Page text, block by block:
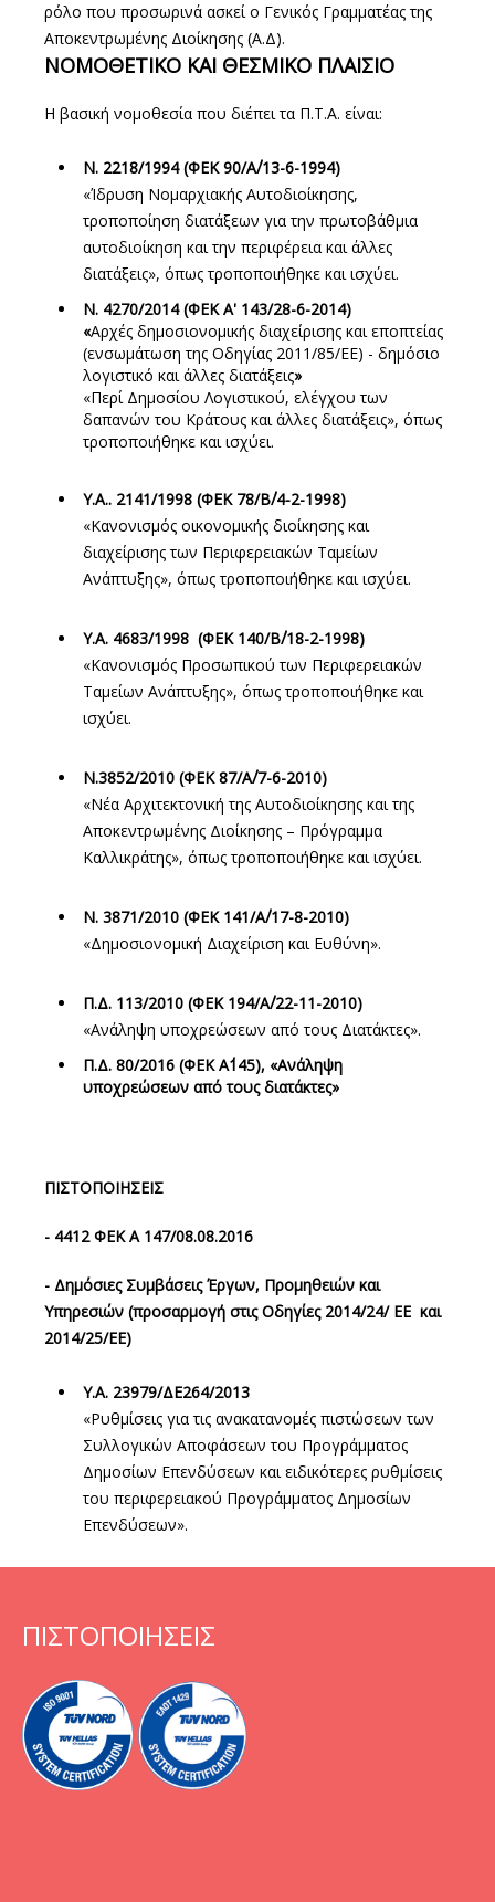
ρόλο που προσωρινά ασκεί ο Γενικός Γραμματέας της
Αποκεντρωμένης Διοίκησης (Α.Δ).
ΝΟΜΟΘΕΤΙΚΟ ΚΑΙ ΘΕΣΜΙΚΟ ΠΛΑΙΣΙΟ
Η βασική νομοθεσία που διέπει τα Π.Τ.Α. είναι:
Ν. 2218/1994 (ΦΕΚ 90/Α΄/13-6-1994)
«Ίδρυση Νομαρχιακής Αυτοδιοίκησης,
τροποποίηση διατάξεων για την πρωτοβάθμια
αυτοδιοίκηση και την περιφέρεια και άλλες
διατάξεις», όπως τροποποιήθηκε και ισχύει.
Ν. 4270/2014 (ΦΕΚ Α' 143/28-6-2014)
«Αρχές δημοσιονομικής διαχείρισης και εποπτείας
(ενσωμάτωση της Οδηγίας 2011/85/ΕΕ) - δημόσιο
λογιστικό και άλλες διατάξεις»
«Περί Δημοσίου Λογιστικού, ελέγχου των
δαπανών του Κράτους και άλλες διατάξεις», όπως
τροποποιήθηκε και ισχύει.
Υ.Α.. 2141/1998 (ΦΕΚ 78/Β΄/4-2-1998)
«Κανονισμός οικονομικής διοίκησης και
διαχείρισης των Περιφερειακών Ταμείων
Ανάπτυξης», όπως τροποποιήθηκε και ισχύει.
Υ.Α. 4683/1998 (ΦΕΚ 140/Β΄/18-2-1998)
«Κανονισμός Προσωπικού των Περιφερειακών
Ταμείων Ανάπτυξης», όπως τροποποιήθηκε και
ισχύει.
Ν.3852/2010 (ΦΕΚ 87/Α΄/7-6-2010)
«Νέα Αρχιτεκτονική της Αυτοδιοίκησης και της
Αποκεντρωμένης Διοίκησης – Πρόγραμμα
Καλλικράτης», όπως τροποποιήθηκε και ισχύει.
Ν. 3871/2010 (ΦΕΚ 141/Α΄/17-8-2010)
«Δημοσιονομική Διαχείριση και Ευθύνη».
Π.Δ. 113/2010 (ΦΕΚ 194/Α΄/22-11-2010)
«Ανάληψη υποχρεώσεων από τους Διατάκτες».
Π.Δ. 80/2016 (ΦΕΚ Α΄145), «Ανάληψη
υποχρεώσεων από τους διατάκτες»
ΠΙΣΤΟΠΟΙΗΣΕΙΣ
- 4412 ΦΕΚ Α 147/08.08.2016
- Δημόσιες Συμβάσεις Έργων, Προμηθειών και
Υπηρεσιών (προσαρμογή στις Οδηγίες 2014/24/ ΕΕ και
2014/25/ΕΕ)
Υ.Α. 23979/ΔΕ264/2013
«Ρυθμίσεις για τις ανακατανομές πιστώσεων των
Συλλογικών Αποφάσεων του Προγράμματος
Δημοσίων Επενδύσεων και ειδικότερες ρυθμίσεις
του περιφερειακού Προγράμματος Δημοσίων
Επενδύσεων».
ΠΙΣΤΟΠΟΙΗΣΕΙΣ